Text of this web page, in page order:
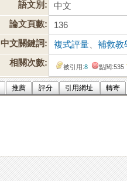
語文別:
中文
論文頁數:
136
中文關鍵詞:
複式評量 、補救教
相關次數:
被引用:8 點閱:535
推薦 評分 引用網址 轉寄